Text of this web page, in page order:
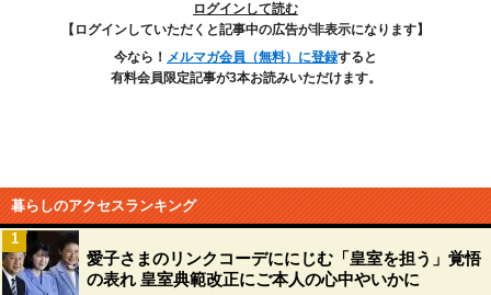
ログインして読む
【ログインしていただくと記事中の広告が非表示になります】
今なら！ メルマガ会員（無料）に登録すると
有料会員限定記事が3本お読みいただけます。
暮らしのアクセスランキング
愛子さまのリンクコーデににじむ「皇室を担う」覚悟
の表れ 皇室典範改正にご本人の心中やいかに
1